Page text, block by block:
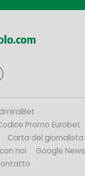
Promo Eurobet
Carta del giornalista
noi
Google News